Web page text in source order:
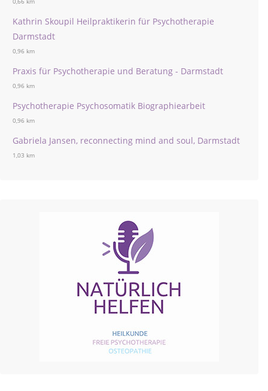
Kathrin Skoupil Heilpraktikerin für Psychotherapie
Darmstadt
0,96 km
Praxis für Psychotherapie und Beratung - Darmstadt
0,96 km
Psychotherapie Psychosomatik Biographiearbeit
0,96 km
Gabriela Jansen, reconnecting mind and soul, Darmstadt
1,03 km